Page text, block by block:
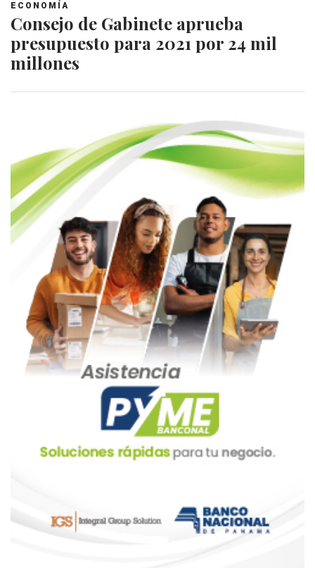
ECONOMÍA
Consejo de Gabinete aprueba
presupuesto para 2021 por 24 mil
millones